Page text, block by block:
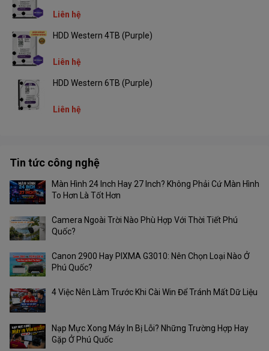
Aseismic strenght
Working temperature 0°C-70°C
Storage temperature
Liên hệ
HDD Western 4TB (Purple)
Liên hệ
HDD Western 6TB (Purple)
Liên hệ
Tin tức công nghệ
Màn Hình 24 Inch Hay 27 Inch? Không Phải Cứ Màn Hình
To Hơn Là Tốt Hơn
Camera Ngoài Trời Nào Phù Hợp Với Thời Tiết Phú
Quốc?
Canon 2900 Hay PIXMA G3010: Nên Chọn Loại Nào Ở
Phú Quốc?
4 Việc Nên Làm Trước Khi Cài Win Để Tránh Mất Dữ Liệu
Nạp Mực Xong Máy In Bị Lỗi? Những Trường Hợp Hay
Gặp Ở Phú Quốc